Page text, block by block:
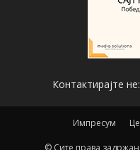
Контактирајте не:
Импресум